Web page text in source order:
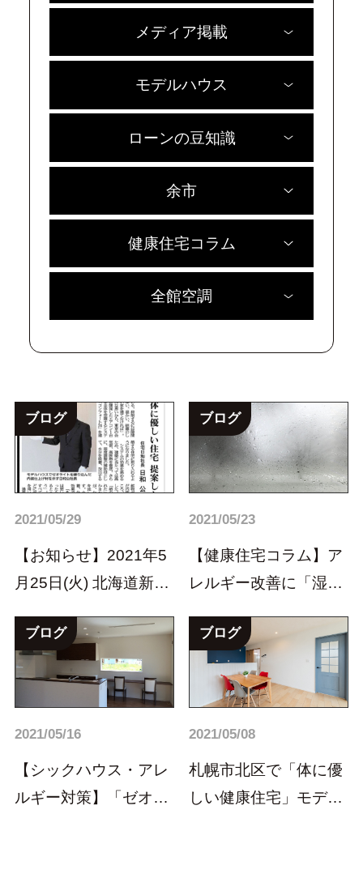
メディア掲載
モデルハウス
ローンの豆知識
余市
健康住宅コラム
全館空調
ブログ
2021/05/29
【お知らせ】2021年5
月25日(火) 北海道新聞
ブログ
2021/05/23
【健康住宅コラム】ア
レルギー改善に「湿度
ブログ
2021/05/16
【シックハウス・アレ
ルギー対策】「ゼオラ
ブログ
2021/05/08
札幌市北区で「体に優
しい健康住宅」モデル